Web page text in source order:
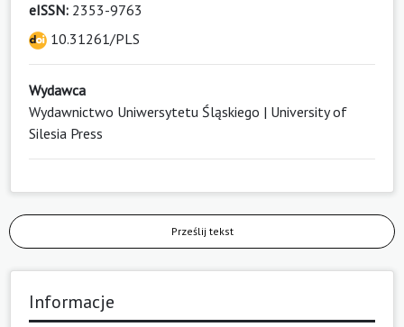
eISSN: 2353-9763
10.31261/PLS
Wydawca
Wydawnictwo Uniwersytetu Śląskiego | University of
Silesia Press
Prześlij tekst
Informacje